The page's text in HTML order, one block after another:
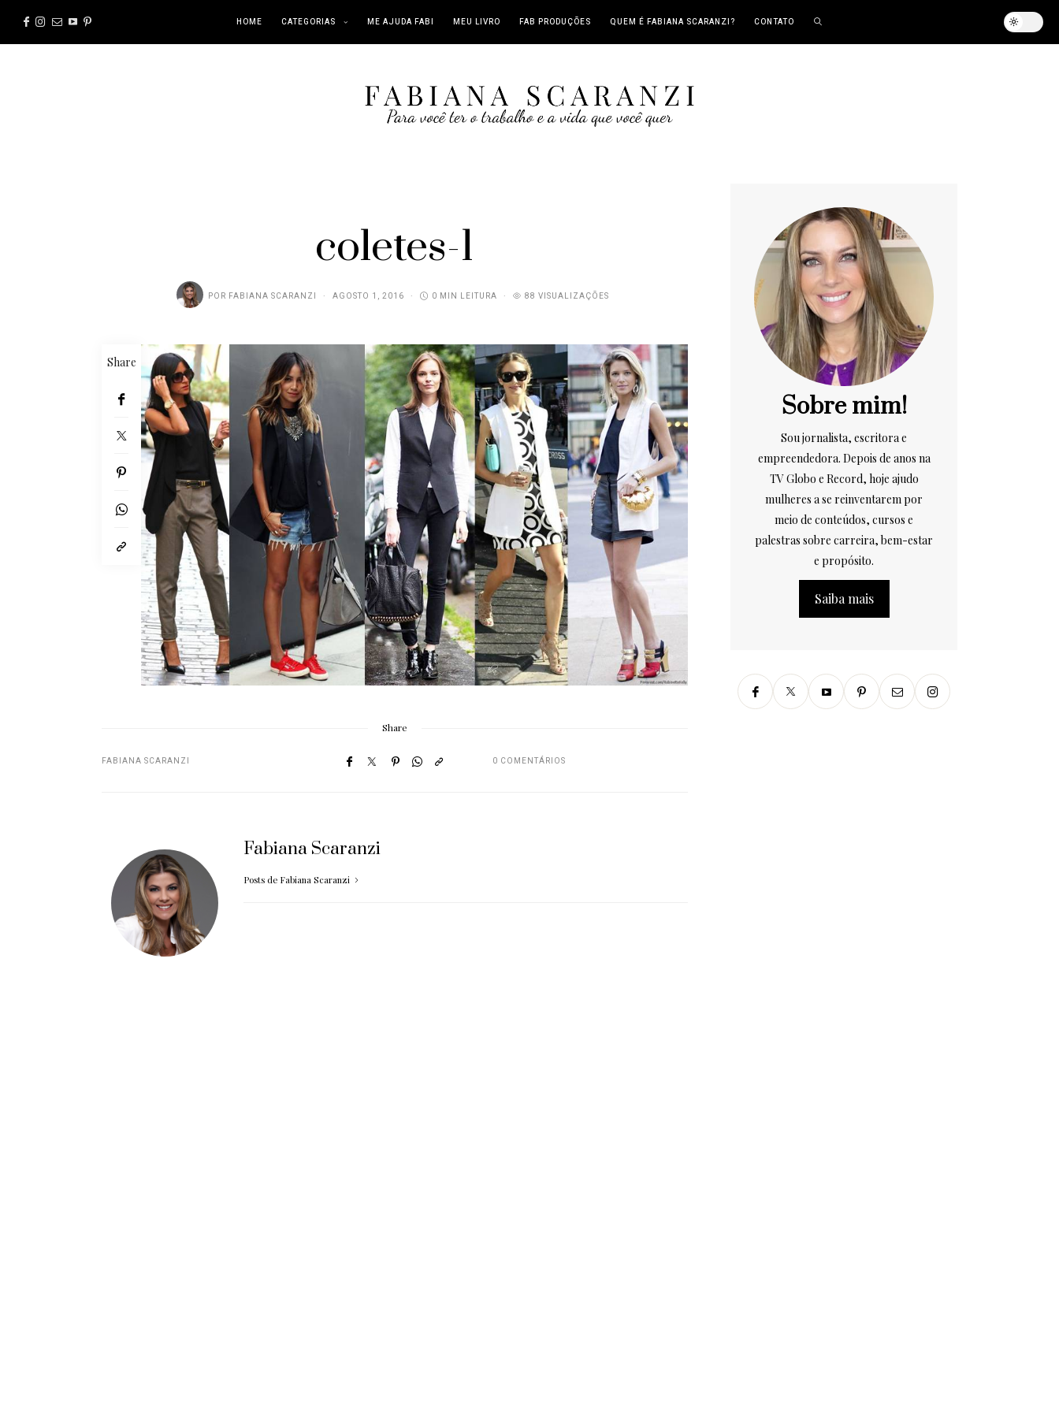
HOME CATEGORIAS ME AJUDA FABI MEU LIVRO FAB PRODUÇÕES QUEM É FABIANA SCARANZI? CONTATO
coletes-1
POR FABIANA SCARANZI AGOSTO 1, 2016 0 MIN LEITURA 88 VISUALIZAÇÕES
Share
Share
FABIANA SCARANZI 0 COMENTÁRIOS
Fabiana Scaranzi
Posts de Fabiana Scaranzi
Sobre mim!
Sou jornalista, escritora e
empreendedora. Depois de anos na
TV Globo e Record, hoje ajudo
mulheres a se reinventarem por
meio de conteúdos, cursos e
palestras sobre carreira, bem-estar
e propósito.
Saiba mais